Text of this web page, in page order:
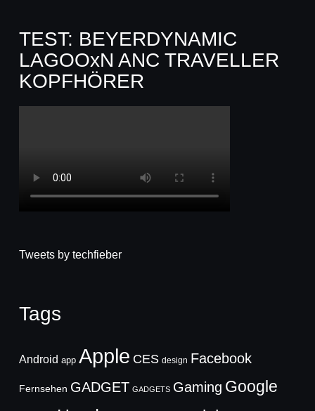
TEST: BEYERDYNAMIC
LAGOOxN ANC TRAVELLER
KOPFHÖRER
Tweets by techfieber
Tags
Android app Apple CES design Facebook
Fernsehen GADGET GADGETS Gaming Google